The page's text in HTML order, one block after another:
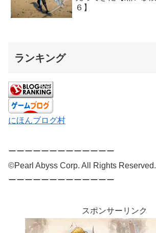
６】
ランキング
にほんブログ村
ーーーーーーーーーーーーー
©Pearl Abyss Corp. All Rights Reserved.
ーーーーーーーーーーーーー
スポンサーリンク